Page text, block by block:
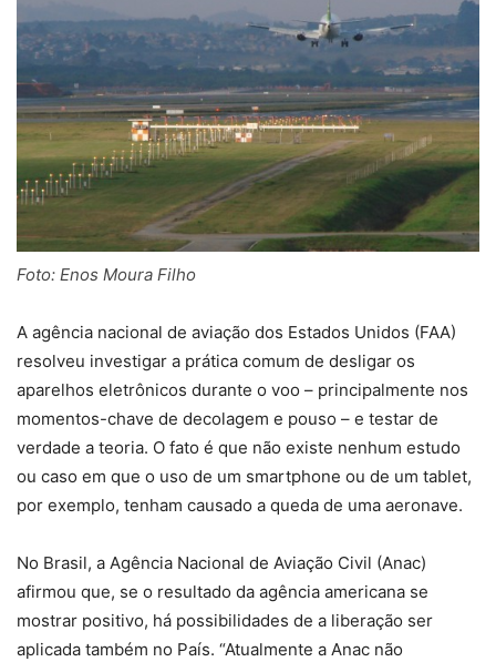
Foto: Enos Moura Filho
A agência nacional de aviação dos Estados Unidos (FAA)
resolveu investigar a prática comum de desligar os
aparelhos eletrônicos durante o voo – principalmente nos
momentos-chave de decolagem e pouso – e testar de
verdade a teoria. O fato é que não existe nenhum estudo
ou caso em que o uso de um smartphone ou de um tablet,
por exemplo, tenham causado a queda de uma aeronave.
No Brasil, a Agência Nacional de Aviação Civil (Anac)
afirmou que, se o resultado da agência americana se
mostrar positivo, há possibilidades de a liberação ser
aplicada também no País. “Atualmente a Anac não